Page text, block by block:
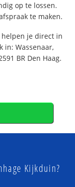
op te lossen.
te maken.
helpen je direct in
in: Wassenaar,
BR Den Haag.
Kijkduin?